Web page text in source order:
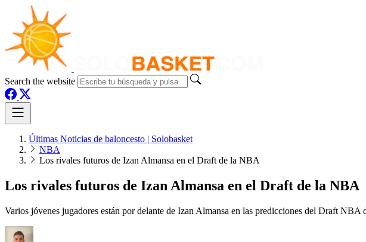
Search the website
Últimas Noticias de baloncesto | Solobasket
NBA
Los rivales futuros de Izan Almansa en el Draft de la NBA
Los rivales futuros de Izan Almansa en el Draft de la NBA
Varios jóvenes jugadores están por delante de Izan Almansa en las predicciones del Draft NBA